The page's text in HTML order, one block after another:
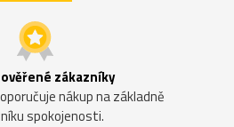
zákazníky
nákup na základně
spokojenosti.